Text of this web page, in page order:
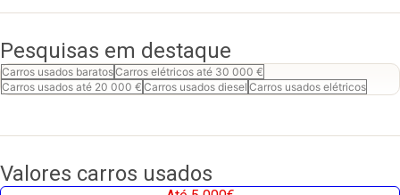
Pesquisas em destaque
Carros usados baratosCarros elétricos até 30 000 €
Carros usados até 20 000 € Carros usados diesel Carros usados elétricos
Valores carros usados